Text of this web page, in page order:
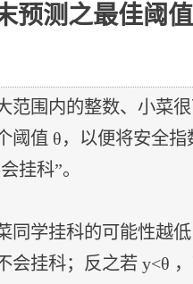
测之最佳阈值
范围内的整数、小菜
阈值 θ，以便将安全
挂科”。
同学挂科的可能性越
会挂科；反之若 y<θ